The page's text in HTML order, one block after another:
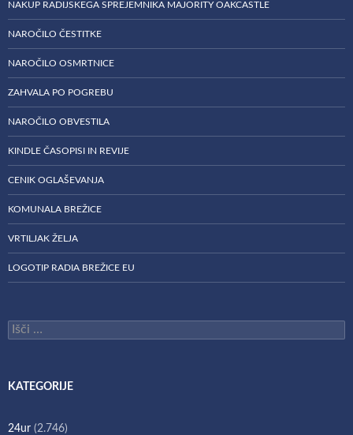
NAKUP RADIJSKEGA SPREJEMNIKA MAJORITY OAKCASTLE
NAROČILO ČESTITKE
NAROČILO OSMRTNICE
ZAHVALA PO POGREBU
NAROČILO OBVESTILA
KINDLE ČASOPISI IN REVIJE
CENIK OGLAŠEVANJA
KOMUNALA BREŽICE
VRTILJAK ŽELJA
LOGOTIP RADIA BREŽICE EU
Išči:
KATEGORIJE
24ur (2.746)